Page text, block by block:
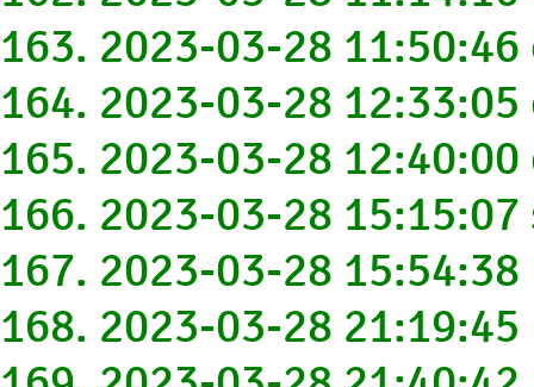
163. 2023-03-28
164. 2023-03-28
165. 2023-03-28
166. 2023-03-28
167. 2023-03-28
168. 2023-03-28